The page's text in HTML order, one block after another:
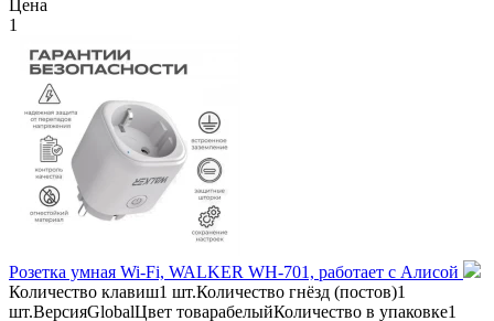
Цена
1
Розетка умная Wi-Fi, WALKER WH-701, работает с Алисой
Количество клавиш1 шт.Количество гнёзд (постов)1
шт.ВерсияGlobalЦвет товарабелыйКоличество в упаковке1